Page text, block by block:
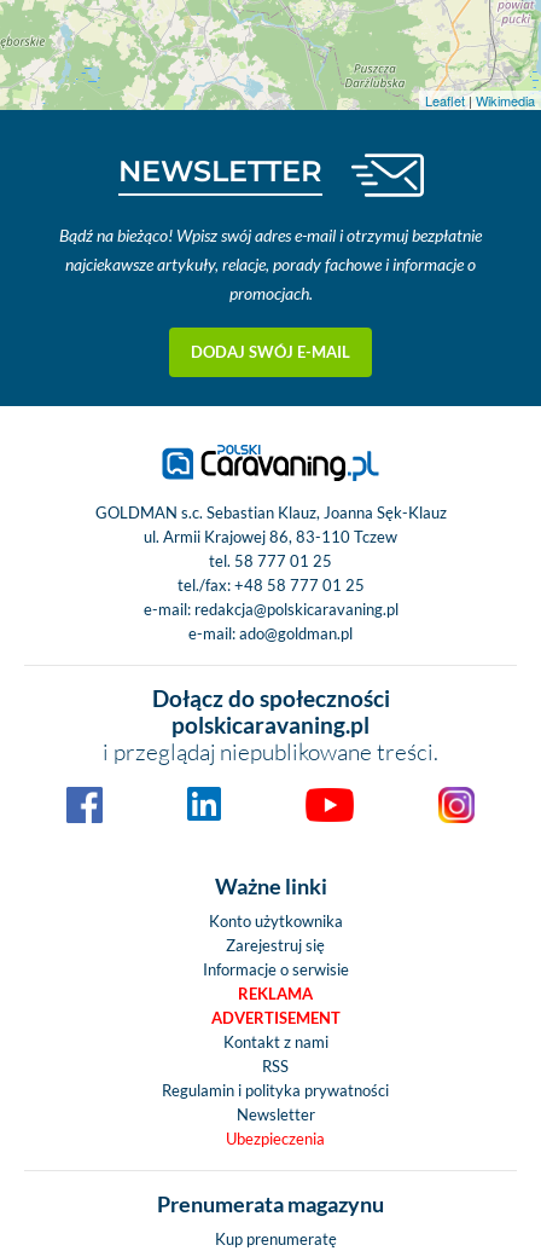
Leaflet| Wikimedia
NEWSLETTER
Bądź na bieżąco! Wpisz swój adres e-mail i otrzymuj bezpłatnie
najciekawsze artykuły, relacje, porady fachowe i informacje o
promocjach.
DODAJ SWÓJ E-MAIL
GOLDMAN s.c. Sebastian Klauz, Joanna Sęk-Klauz
ul. Armii Krajowej 86, 83-110 Tczew
tel. 58 777 01 25
tel./fax:+48 58 777 01 25
e-mail: redakcja@polskicaravaning.pl
e-mail:ado@goldman.pl
Dołącz do społeczności
polskicaravaning.pl
i przeglądaj niepublikowane treści.
Ważne linki
Konto użytkownika
Zarejestruj się
Informacje o serwisie
REKLAMA
ADVERTISEMENT
Kontakt z nami
RSS
Regulamin i polityka prywatności
Newsletter
Ubezpieczenia
Prenumerata magazynu
Kup prenumeratę